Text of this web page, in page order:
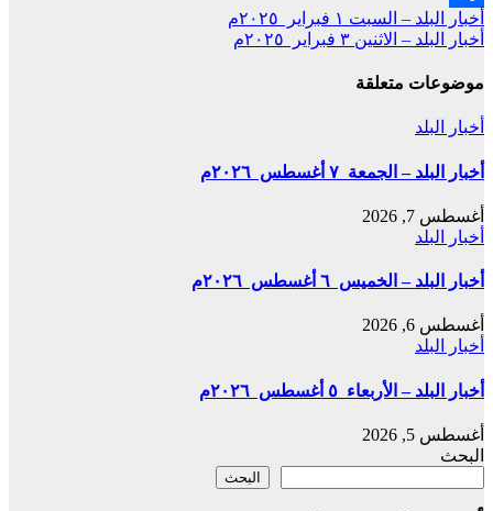
Share
تصفّح
المقالات
أخبار البلد – السبت ١ فبراير ٢٠٢٥م
أخبار البلد – الاثنين ٣ فبراير ٢٠٢٥م
موضوعات متعلقة
أخبار البلد
أخبار البلد – الجمعة ٧ أغسطس ٢٠٢٦م
أغسطس 7, 2026
أخبار البلد
أخبار البلد – الخميس ٦ أغسطس ٢٠٢٦م
أغسطس 6, 2026
أخبار البلد
أخبار البلد – الأربعاء ٥ أغسطس ٢٠٢٦م
أغسطس 5, 2026
البحث
البحث